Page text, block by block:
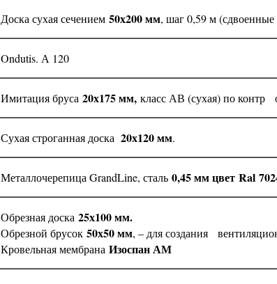
Доска сухая сечением 50х200 мм, шаг 0,59 м (сдвоенные
Ondutis. А 120
Имитация бруса 20х175 мм, класс АВ (сухая) по контр
Сухая строганная доска 20х120 мм.
Металлочерепица GrandLine, сталь 0,45 мм цвет Ral
Обрезная доска 25х100 мм.
Обрезной брусок 50х50 мм, – для создания
Кровельная мембрана Изоспан АМ